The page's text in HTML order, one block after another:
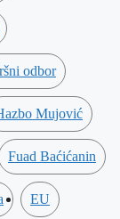
odbor
Mujović
Fuad Baćićanin
EU